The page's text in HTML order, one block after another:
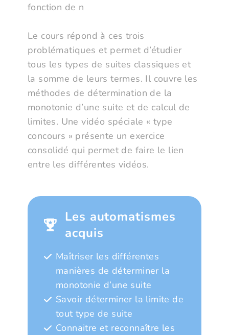
fonction de n
Le cours répond à ces trois
problématiques et permet d’étudier
tous les types de suites classiques et
la somme de leurs termes. Il couvre les
méthodes de détermination de la
monotonie d’une suite et de calcul de
limites. Une vidéo spéciale « type
concours » présente un exercice
consolidé qui permet de faire le lien
entre les différentes vidéos.
Les automatismes
acquis
Maîtriser les différentes
manières de déterminer la
monotonie d’une suite
Savoir déterminer la limite de
tout type de suite
Connaitre et reconnaître les